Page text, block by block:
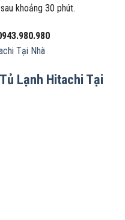
khoảng 30 phút.
Tại Nhà
Lạnh Hitachi Tại